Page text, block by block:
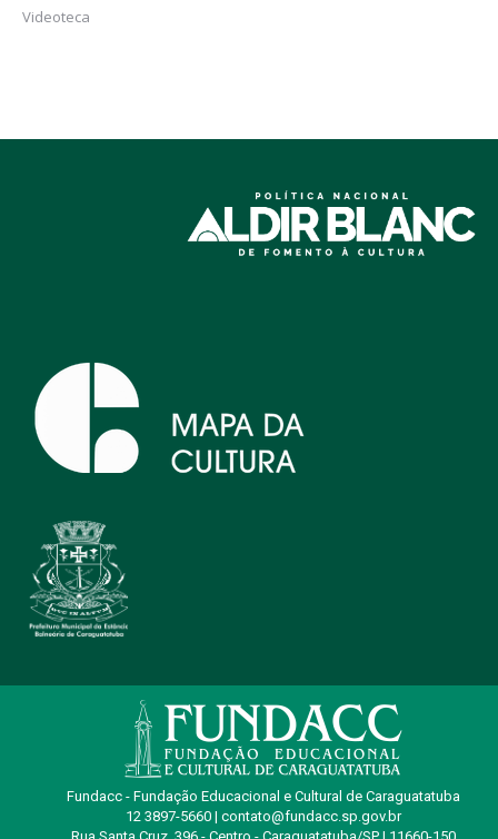
Videoteca
Fundacc - Fundação Educacional e Cultural de Caraguatatuba
12 3897-5660 | contato@fundacc.sp.gov.br